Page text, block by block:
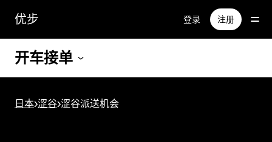
容
优步 登录 注册
开车接单
日本>涩谷>涩谷派送机会